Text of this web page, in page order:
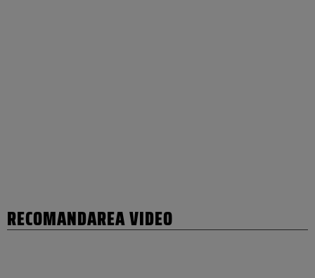
RECOMANDAREA VIDEO